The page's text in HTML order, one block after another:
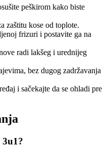
peškirom kako biste
zaštitu kose od toplote.
frizuri i postavite ga na
radi lakšeg i urednijeg
bez dugog zadržavanja
i sačekajte da se ohladi pre